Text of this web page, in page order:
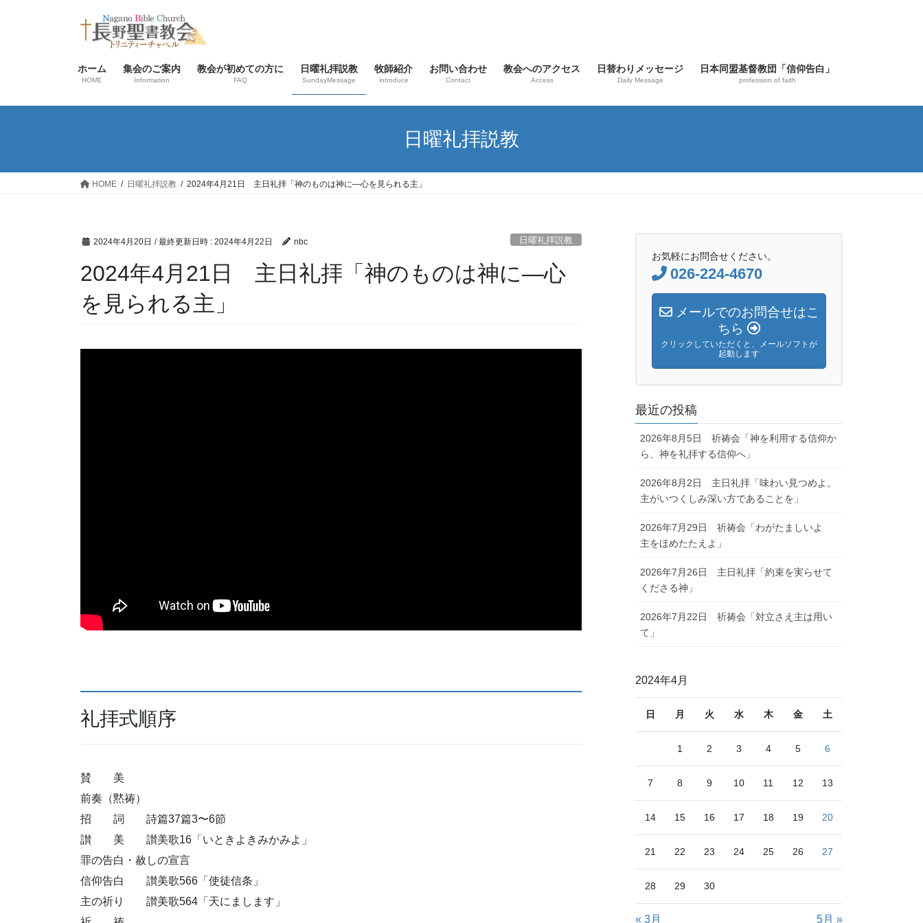
ス
ン
ホーム
HOME
集会のご案内
Information
教会が初めての方に
FAQ
日曜礼拝説教
SundayMessage
牧師紹介
introduce
お問い合わせ
Contact
教会へのアクセス
Access
日替わりメッセージ
Daily Message
日本同盟基督教団「信仰告白」
profession of faith
日曜礼拝説教
HOME 日曜礼拝説教 2024年4月21日 主日礼拝「神のものは神に—心を見られる主」
2024年4月20日 / 最終更新日時 : 2024年4月22日 nbc 日曜礼拝説教
2024年4月21日 主日礼拝「神のものは神に—心
を見られる主」
礼拝式順序
賛 美
前奏（黙祷）
招 詞 詩篇37篇3〜6節
讃 美 讃美歌16「いときよきみかみよ」
罪の告白・赦しの宣言
信仰告白 讃美歌566「使徒信条」
主の祈り 讃美歌564「天にまします」
お気軽にお問合せください。
026-224-4670
メールでのお問合せはこ
ちら
クリックしていただくと、メールソフトが
起動します
最近の投稿
2026年8月5日 祈祷会「神を利用する信仰か
ら、神を礼拝する信仰へ」
2026年8月2日 主日礼拝「味わい見つめよ。
主がいつくしみ深い方であることを」
2026年7月29日 祈祷会「わがたましいよ
主をほめたたえよ」
2026年7月26日 主日礼拝「約束を実らせて
くださる神」
2026年7月22日 祈祷会「対立さえ主は用い
て」
2024年4月
日 月 火 水 木 金 土
1 2 3 4 5 6
7 8 9 10 11 12 13
14 15 16 17 18 19 20
21 22 23 24 25 26 27
28 29 30
« 3月 5月 »